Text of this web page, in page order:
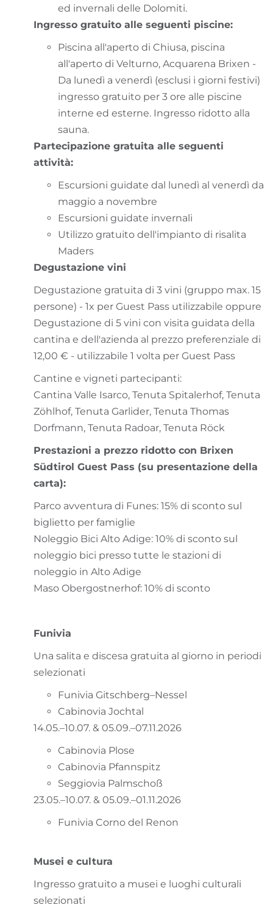
ed invernali delle Dolomiti.
Ingresso gratuito alle seguenti piscine:
Piscina all'aperto di Chiusa, piscina
all'aperto di Velturno, Acquarena Brixen -
Da lunedì a venerdì (esclusi i giorni festivi)
ingresso gratuito per 3 ore alle piscine
interne ed esterne. Ingresso ridotto alla
sauna.
Partecipazione gratuita alle seguenti
attività:
Escursioni guidate dal lunedì al venerdì da
maggio a novembre
Escursioni guidate invernali
Utilizzo gratuito dell'impianto di risalita
Maders
Degustazione vini
Degustazione gratuita di 3 vini (gruppo max. 15
persone) - 1x per Guest Pass utilizzabile oppure
Degustazione di 5 vini con visita guidata della
cantina e dell'azienda al prezzo preferenziale di
12,00 € - utilizzabile 1 volta per Guest Pass
Cantine e vigneti partecipanti:
Cantina Valle Isarco, Tenuta Spitalerhof, Tenuta
Zöhlhof, Tenuta Garlider, Tenuta Thomas
Dorfmann, Tenuta Radoar, Tenuta Röck
Prestazioni a prezzo ridotto con Brixen
Südtirol Guest Pass (su presentazione della
carta):
Parco avventura di Funes: 15% di sconto sul
biglietto per famiglie
Noleggio Bici Alto Adige: 10% di sconto sul
noleggio bici presso tutte le stazioni di
noleggio in Alto Adige
Maso Obergostnerhof: 10% di sconto
Funivia
Una salita e discesa gratuita al giorno in periodi
selezionati
Funivia Gitschberg–Nessel
Cabinovia Jochtal
14.05.–10.07. & 05.09.–07.11.2026
Cabinovia Plose
Cabinovia Pfannspitz
Seggiovia Palmschoß
23.05.–10.07. & 05.09.–01.11.2026
Funivia Corno del Renon
Musei e cultura
Ingresso gratuito a musei e luoghi culturali
selezionati